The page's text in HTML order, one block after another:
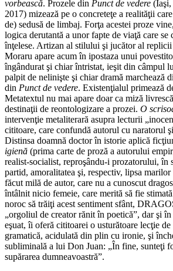
vorbească. Prozele din Punct de vedere (Iaşi,
2017) mizează pe o concreteţe a realităţii
de) sedusă de limbaj. Forţa acestei proze
logica derutantă a unor fapte de viaţă care se
înţelese. Artizan al stilului şi jucător al
Moraru apare acum în ipostaza unui
îngândurat şi chiar întristat, ieşit din câmpul
palpit de nelinişte şi chiar dramă marchează
din Punct de vedere. Existenţialul primează
Metatextul nu mai apare doar ca miză
destinaţii de reontologizare a prozei. O
intervenţie metaliterară asupra lecturii
cititoare, care confundă autorul cu naratorul
Distinsa doamnă doctor în istorie aplică
igienă (prima carte de proză a autorului
realist-socialist, reproşându-i prozatorului, în
partid, amoralitatea şi, respectiv, lipsa
făcut milă de autor, care nu a cunoscut
întâlnit nicio femeie, care merită să fie
noroc să trăiţi acest sentiment sfânt,
„orgoliul de creator rănit în poetică”, dar şi
eşuat, îi oferă cititoarei o usturătoare lecţie
gramatică, acidulată din plin cu ironie, şi
subliminală a lui Don Juan: „În fine, sunteţi
supărarea dumneavoastră”.